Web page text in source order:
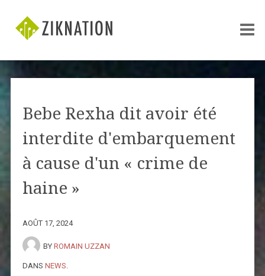
Bebe Rexha dit avoir été
interdite d'embarquement
à cause d'un « crime de
haine »
AOÛT 17, 2024
BY ROMAIN UZZAN
DANS NEWS